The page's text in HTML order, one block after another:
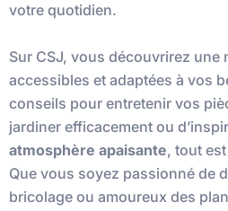
votre quotidien.
Sur CSJ, vous découvrirez une
accessibles et adaptées à vos
conseils pour entretenir vos
jardiner efficacement ou
atmosphère apaisante, tout
Que vous soyez passionné de
bricolage ou amoureux des